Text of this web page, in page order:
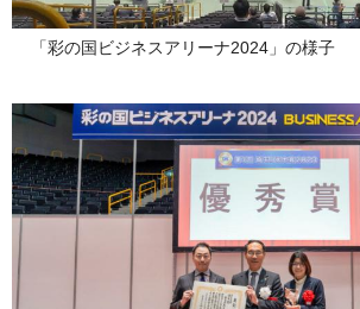
「彩の国ビジネスアリーナ2024」の様子